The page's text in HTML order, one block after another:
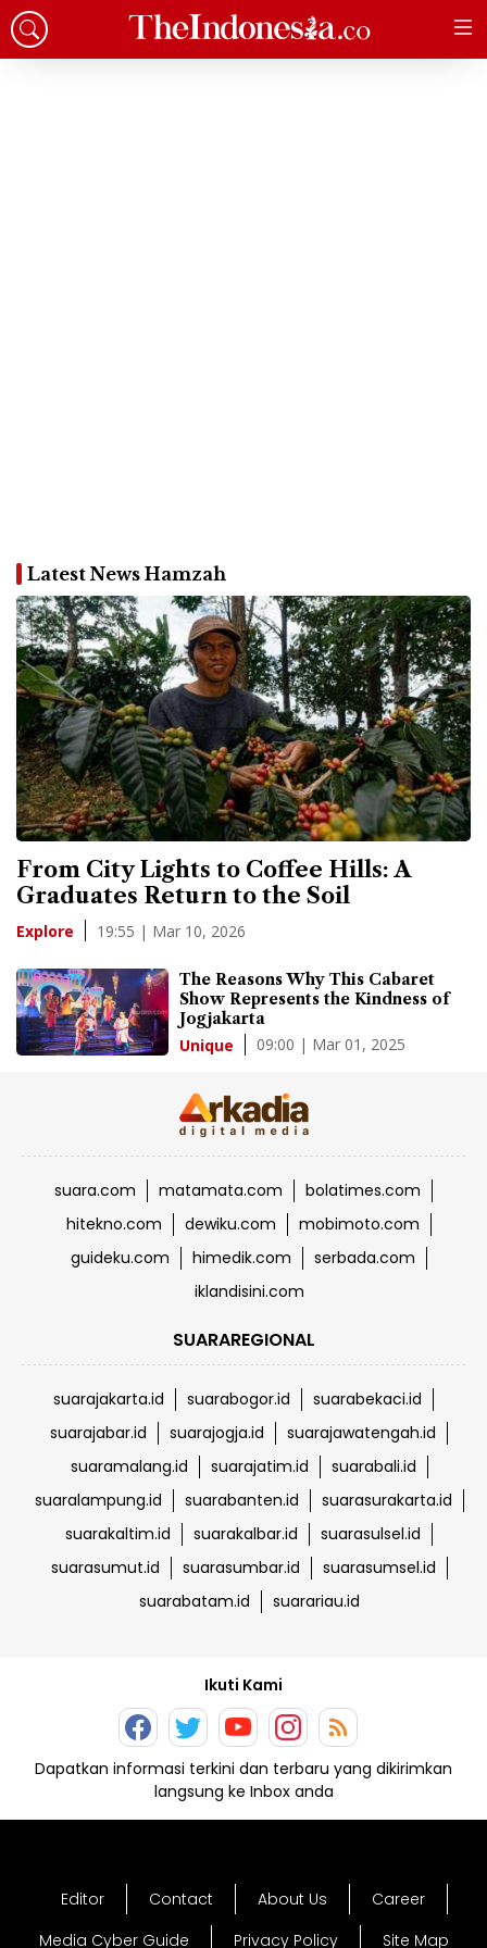
Latest News Hamzah
From City Lights to Coffee Hills: A
Graduates Return to the Soil
Explore 19:55 | Mar 10, 2026
The Reasons Why This Cabaret
Show Represents the Kindness of
Jogjakarta
Unique 09:00 | Mar 01, 2025
suara.com matamata.com
bolatimes.com
hitekno.com
dewiku.com
mobimoto.com
guideku.com
himedik.com
serbada.com
iklandisini.com
SUARAREGIONAL
suarajakarta.id suarabogor.id
suarabekaci.id
suarajabar.id
suarajogja.id
suarajawatengah.id
suaramalang.id
suarajatim.id
suarabali.id
suaralampung.id
suarabanten.id
suarasurakarta.id
suarakaltim.id
suarakalbar.id
suarasulsel.id
suarasumut.id
suarasumbar.id
suarasumsel.id
suarabatam.id
suarariau.id
Ikuti Kami
Dapatkan informasi terkini dan terbaru yang dikirimkan
langsung ke Inbox anda
Editor Contact About Us
Career
Media Cyber Guide
Privacy Policy Site Map